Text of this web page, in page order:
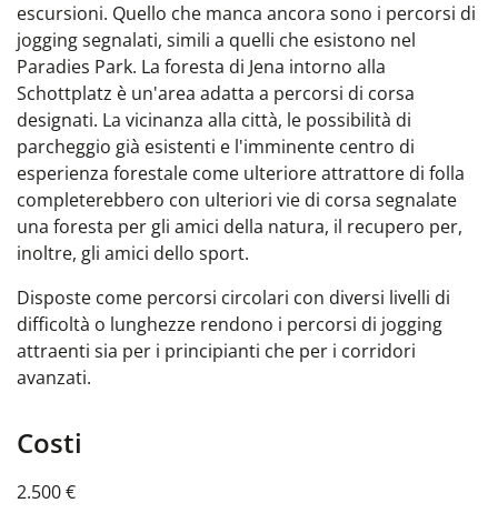
escursioni. Quello che manca ancora sono i percorsi di
jogging segnalati, simili a quelli che esistono nel
Paradies Park. La foresta di Jena intorno alla
Schottplatz è un'area adatta a percorsi di corsa
designati. La vicinanza alla città, le possibilità di
parcheggio già esistenti e l'imminente centro di
esperienza forestale come ulteriore attrattore di folla
completerebbero con ulteriori vie di corsa segnalate
una foresta per gli amici della natura, il recupero per,
inoltre, gli amici dello sport.
Disposte come percorsi circolari con diversi livelli di
difficoltà o lunghezze rendono i percorsi di jogging
attraenti sia per i principianti che per i corridori
avanzati.
Costi
2.500 €